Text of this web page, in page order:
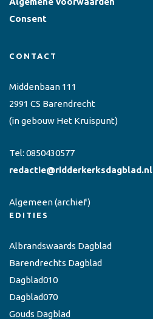
Consent
CONTACT
Middenbaan 111
2991 CS Barendrecht
(in gebouw Het Kruispunt)
Tel: 0850430577
redactie@ridderkerksdagblad.nl
Algemeen(archief)
EDITIES
Albrandswaards Dagblad
Barendrechts Dagblad
Dagblad010
Dagblad070
Gouds Dagblad